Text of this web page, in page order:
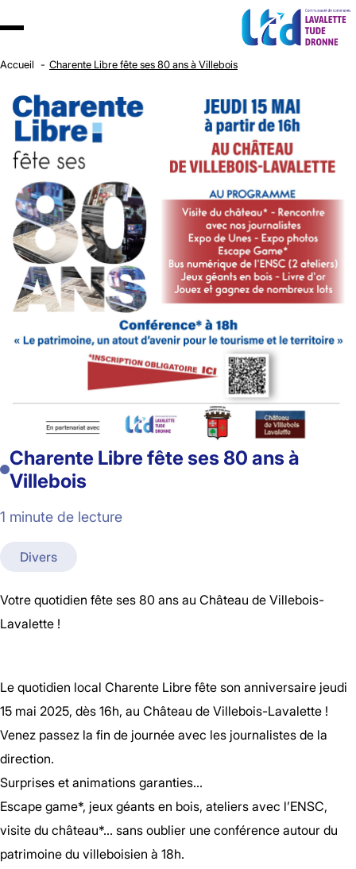
Accueil Charente Libre fête ses 80 ans à Villebois
Charente Libre fête ses 80 ans à
Villebois
1 minute de lecture
Divers
Votre quotidien fête ses 80 ans au Château de Villebois-
Lavalette !
Le quotidien local Charente Libre fête son anniversaire jeudi
15 mai 2025, dès 16h, au Château de Villebois-Lavalette !
Venez passez la fin de journée avec les journalistes de la
direction.
Surprises et animations garanties…
Escape game*, jeux géants en bois, ateliers avec l’ENSC,
visite du château*… sans oublier une conférence autour du
patrimoine du villeboisien à 18h.